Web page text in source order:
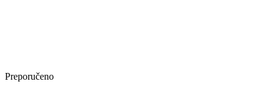
Preporučeno